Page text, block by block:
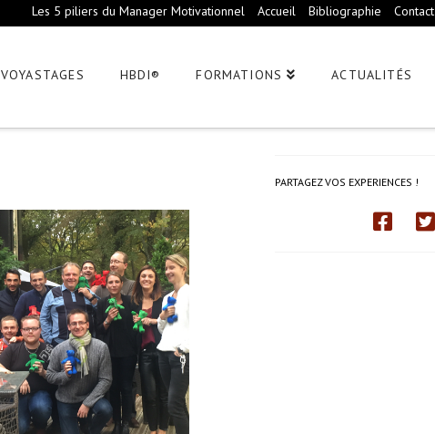
Les 5 piliers du Manager Motivationnel Accueil Bibliographie Contact
VOYASTAGES HBDI® FORMATIONS ACTUALITÉS
PARTAGEZ VOS EXPERIENCES !